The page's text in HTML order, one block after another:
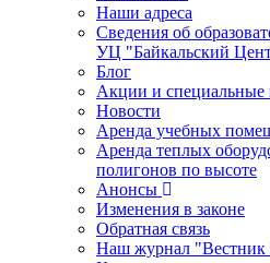
Наши адреса
Сведения об
УЦ "Байкальский
Блог
Акции и специальные
Новости
Аренда учебных
Аренда теплых
полигонов по высоте
Анонсы
Изменения в законе
Обратная связь
Наш журнал